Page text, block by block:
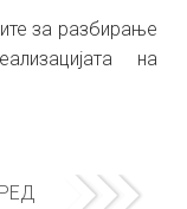
за разбирање
на